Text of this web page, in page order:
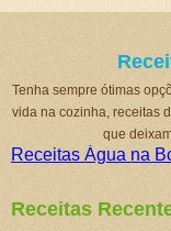
Tenha sempre ótimas
vida na cozinha, receitas
que
Receitas Água na
Receitas